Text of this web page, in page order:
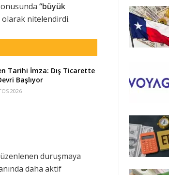
“büyük
olarak nitelendirdi.
Tarihi İmza: Dış Ticarette
Başlıyor
2026
duruşmaya
daha aktif